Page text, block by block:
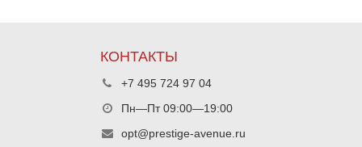
КОНТАКТЫ
+7 495 724 97 04
Пн—Пт 09:00—19:00
opt@prestige-avenue.ru